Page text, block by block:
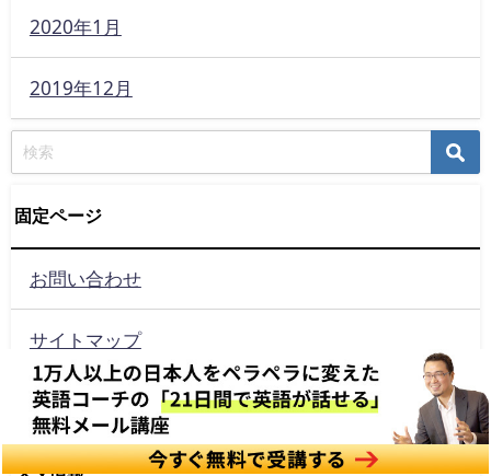
2020年1月
2019年12月
固定ページ
お問い合わせ
サイトマップ
プロフィール